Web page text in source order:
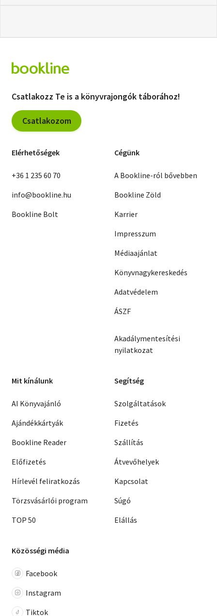
Csatlakozz Te is a könyvrajongók táborához!
Csatlakozom
Elérhetőségek
+36 1 235 60 70
info@bookline.hu
Bookline Bolt
Cégünk
A Bookline-ról bővebben
Bookline Zöld
Karrier
Impresszum
Médiaajánlat
Könyvnagykereskedés
Adatvédelem
ÁSZF
Akadálymentesítési
nyilatkozat
Mit kínálunk
AI Könyvajánló
Ajándékkártyák
Bookline Reader
Előfizetés
Hírlevél feliratkozás
Törzsvásárlói program
TOP 50
Segítség
Szolgáltatások
Fizetés
Szállítás
Átvevőhelyek
Kapcsolat
Súgó
Elállás
Közösségi média
Facebook
Instagram
Tiktok